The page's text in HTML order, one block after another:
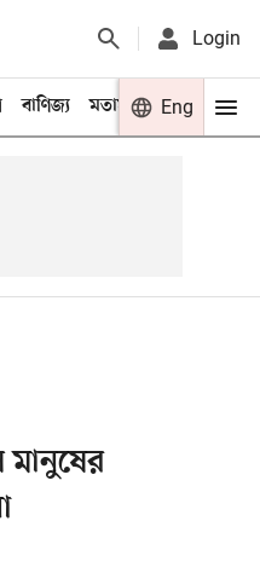
Login
বাণিজ্য মতামত খেলা
Eng